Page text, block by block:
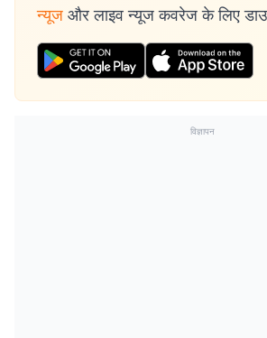
न्यूज और लाइव न्यूज कवरेज के लिए
विज्ञापन